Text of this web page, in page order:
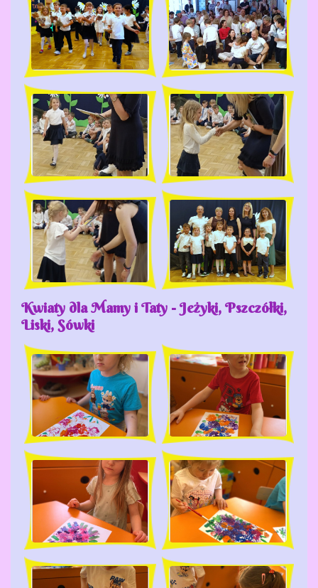
Kwiaty dla Mamy i Taty - Jeżyki, Pszczółki,
Liski, Sówki